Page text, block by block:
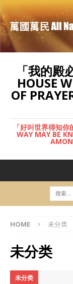
「我的殿
HOUSE
OF
「好叫世界得知
WAY MAY BE
HOME 未分类
未分类
未分类